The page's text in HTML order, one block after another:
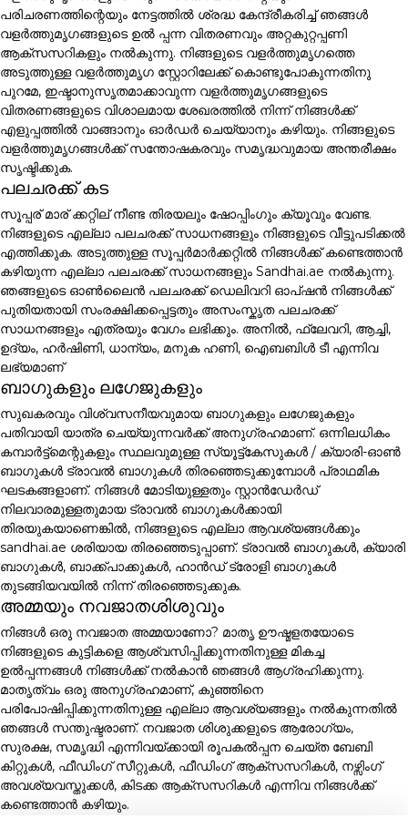
പരിചരണത്തിന്റെയും നേട്ടത്തിൽ ശ്രദ്ധ കേന്ദ്രീകരിച്ച് ഞങ്ങൾ
വളർത്തുമൃഗങ്ങളുടെ ഉൽ പ്പന്ന വിതരണവും അറ്റകുറ്റപ്പണി
ആക്സസറികളും നൽകുന്നു. നിങ്ങളുടെ വളർത്തുമൃഗത്തെ
അടുത്തുള്ള വളർത്തുമൃഗ സ്റ്റോറിലേക്ക് കൊണ്ടുപോകുന്നതിനു
പുറമേ, ഇഷ്ടാനുസൃതമാക്കാവുന്ന വളർത്തുമൃഗങ്ങളുടെ
വിതരണങ്ങളുടെ വിശാലമായ ശേഖരത്തിൽ നിന്ന് നിങ്ങൾക്ക്
എളുപ്പത്തിൽ വാങ്ങാനും ഓർഡർ ചെയ്യാനും കഴിയും. നിങ്ങളുടെ
വളർത്തുമൃഗങ്ങൾക്ക് സന്തോഷകരവും സമൃദ്ധവുമായ അന്തരീക്ഷം
സൃഷ്ടിക്കുക.
പലചരക്ക് കട
സൂപ്പര് മാര് ക്കറ്റില് നീണ്ട തിരയലും ഷോപ്പിംഗും ക്യൂവും വേണ്ട.
നിങ്ങളുടെ എല്ലാ പലചരക്ക് സാധനങ്ങളും നിങ്ങളുടെ വീട്ടുപടിക്കൽ
എത്തിക്കുക. അടുത്തുള്ള സൂപ്പർമാർക്കറ്റിൽ നിങ്ങൾക്ക് കണ്ടെത്താൻ
കഴിയുന്ന എല്ലാ പലചരക്ക് സാധനങ്ങളും Sandhai.ae നൽകുന്നു.
ഞങ്ങളുടെ ഓൺലൈൻ പലചരക്ക് ഡെലിവറി ഓപ്ഷൻ നിങ്ങൾക്ക്
പുതിയതായി സംരക്ഷിക്കപ്പെട്ടതും അസംസ്കൃത പലചരക്ക്
സാധനങ്ങളും എത്രയും വേഗം ലഭിക്കും. അനിൽ, ഫ്ലേവറി, ആച്ചി,
ഉദ്യം, ഹർഷിണി, ധാന്യം, മനുക ഹണി, ഐബബിൾ ടീ എന്നിവ
ലഭ്യമാണ്
ബാഗുകളും ലഗേജുകളും
സുഖകരവും വിശ്വസനീയവുമായ ബാഗുകളും ലഗേജുകളും
പതിവായി യാത്ര ചെയ്യുന്നവർക്ക് അനുഗ്രഹമാണ്. ഒന്നിലധികം
കമ്പാർട്ട്മെന്റുകളും സ്ഥലവുമുള്ള സ്യൂട്ട്കേസുകൾ / ക്യാരി-ഓൺ
ബാഗുകൾ ട്രാവൽ ബാഗുകൾ തിരഞ്ഞെടുക്കുമ്പോൾ പ്രാഥമിക
ഘടകങ്ങളാണ്. നിങ്ങൾ മോടിയുള്ളതും സ്റ്റാൻഡേർഡ്
നിലവാരമുള്ളതുമായ ട്രാവൽ ബാഗുകൾക്കായി
തിരയുകയാണെങ്കിൽ, നിങ്ങളുടെ എല്ലാ ആവശ്യങ്ങൾക്കും
sandhai.ae ശരിയായ തിരഞ്ഞെടുപ്പാണ്. ട്രാവൽ ബാഗുകൾ, ക്യാരി
ബാഗുകൾ, ബാക്ക്പാക്കുകൾ, ഹാൻഡ് ട്രോളി ബാഗുകൾ
തുടങ്ങിയവയിൽ നിന്ന് തിരഞ്ഞെടുക്കുക.
അമ്മയും നവജാതശിശുവും
നിങ്ങൾ ഒരു നവജാത അമ്മയാണോ? മാതൃ ഊഷ്മളതയോടെ
നിങ്ങളുടെ കുട്ടികളെ ആശ്വസിപ്പിക്കുന്നതിനുള്ള മികച്ച
ഉൽപ്പന്നങ്ങൾ നിങ്ങൾക്ക് നൽകാൻ ഞങ്ങൾ ആഗ്രഹിക്കുന്നു.
മാതൃത്വം ഒരു അനുഗ്രഹമാണ്, കുഞ്ഞിനെ
പരിപോഷിപ്പിക്കുന്നതിനുള്ള എല്ലാ ആവശ്യങ്ങളും നൽകുന്നതിൽ
ഞങ്ങൾ സന്തുഷ്ടരാണ്. നവജാത ശിശുക്കളുടെ ആരോഗ്യം,
സുരക്ഷ, സമൃദ്ധി എന്നിവയ്ക്കായി രൂപകൽപ്പന ചെയ്ത ബേബി
കിറ്റുകൾ, ഫീഡിംഗ് സീറ്റുകൾ, ഫീഡിംഗ് ആക്സസറികൾ, നഴ്സിംഗ്
അവശ്യവസ്തുക്കൾ, കിടക്ക ആക്സസറികൾ എന്നിവ നിങ്ങൾക്ക്
കണ്ടെത്താൻ കഴിയും.